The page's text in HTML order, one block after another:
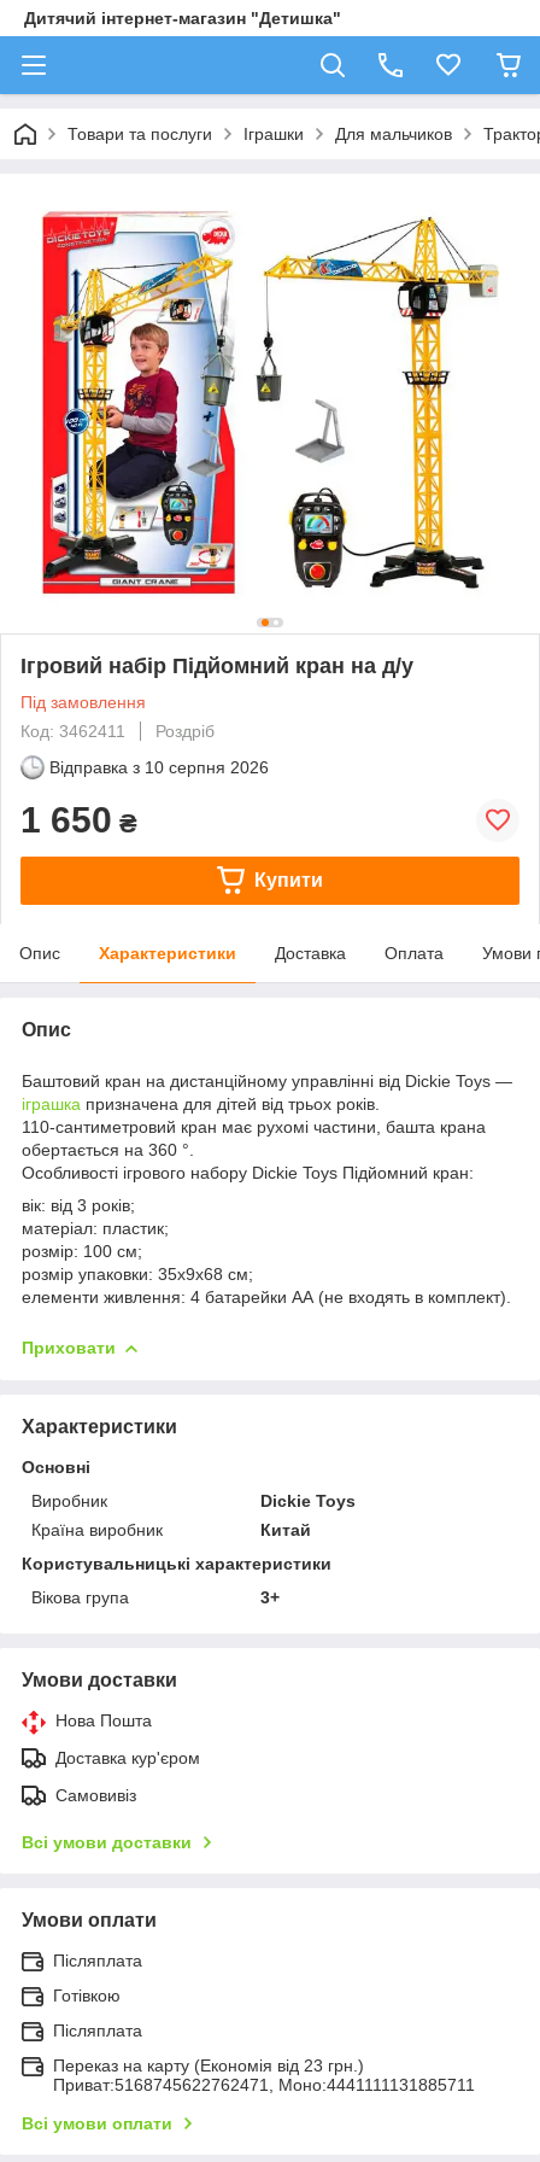
Дитячий інтернет-магазин "Детишка"
Товари та послуги Іграшки Для мальчиков
Ігровий набір Підйомний кран на д/у
Під замовлення
Код: 3462411
Роздріб
Відправка з 10 серпня 2026
1 650 ₴
Купити
Опис Характеристики Доставка Оплата Умови
Опис
Баштовий кран на дистанційному управлінні від Dickie Toys —
іграшка призначена для дітей від трьох років.
110-сантиметровий кран має рухомі частини, башта крана
обертається на 360 °.
Особливості ігрового набору Dickie Toys Підйомний кран:
вік: від 3 років;
матеріал: пластик;
розмір: 100 см;
розмір упаковки: 35х9х68 см;
елементи живлення: 4 батарейки АА (не входять в комплект).
Приховати
Характеристики
Основні
Виробник
Dickie Toys
Країна виробник
Китай
Користувальницькі характеристики
Вікова група
3+
Умови доставки
Нова Пошта
Доставка кур'єром
Самовивіз
Всі умови доставки
Умови оплати
Післяплата
Готівкою
Післяплата
Переказ на карту (Економія від 23 грн.)
Приват:5168745622762471, Моно:4441111131885711
Всі умови оплати